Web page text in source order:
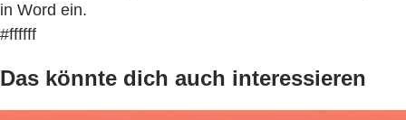
in Word ein.
#ffffff
Das könnte dich auch interessieren